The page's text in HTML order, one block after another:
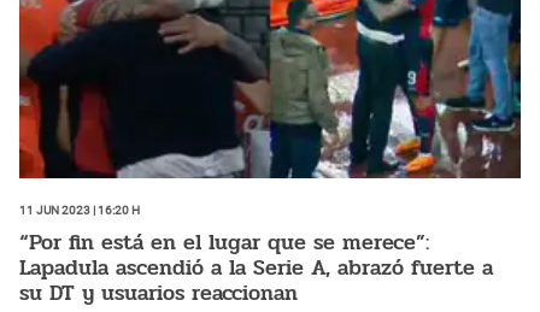
11 Jun 2023 | 16:20 h
“Por fin está en el lugar que se merece”:
Lapadula ascendió a la Serie A, abrazó fuerte a
su DT y usuarios reaccionan